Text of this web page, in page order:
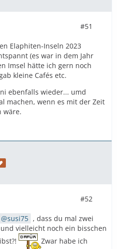
#51
Elaphiten-Inseln 2023
(es war in dem Jahr
Imsel hätte ich gern noch
kleine Cafés etc.
ebenfalls wieder... umd
machen, wenn es mit der Zeit
wäre.
#52
susi75 , dass du mal zwei
vielleicht noch ein bisschen
Zwar habe ich